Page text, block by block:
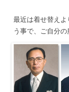
最近は着せ替え
う事で、ご自分